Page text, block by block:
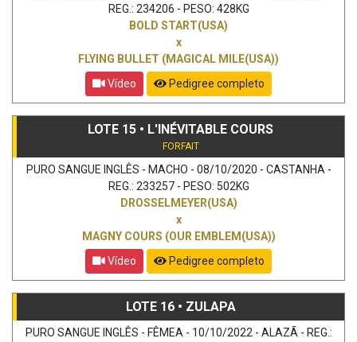
REG.: 234206 - PESO: 428KG
BOLD START(USA)
x
FLYING BULLET (MAGICAL MILE(USA))
Vídeo
Pedigree completo
LOTE 15 • L'INÉVITABLE COURS
FORFAIT
PURO SANGUE INGLÊS - MACHO - 08/10/2020 - CASTANHA -
REG.: 233257 - PESO: 502KG
DROSSELMEYER(USA)
x
MAGNY COURS (OUR EMBLEM(USA))
Vídeo
Pedigree completo
LOTE 16 • ZULAPA
PURO SANGUE INGLÊS - FÊMEA - 10/10/2022 - ALAZÃ - REG.: